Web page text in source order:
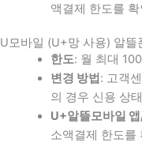
액결제 한도를
U모바일 (U+망 사용) 알뜰
한도: 월 최대
변경 방법 : 고객
의 경우 신용 상
U+알뜰모바일
소액결제 한도를